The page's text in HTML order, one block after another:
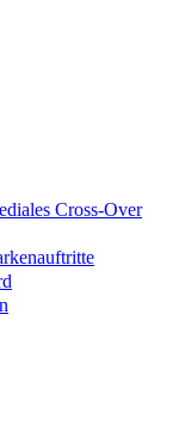
Cross-Over